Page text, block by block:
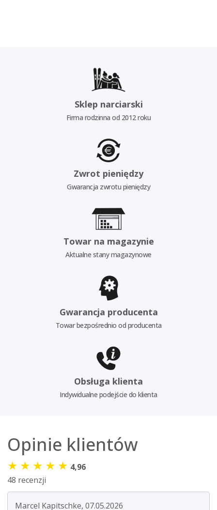
Sklep narciarski
Firma rodzinna od 2012 roku
Zwrot pieniędzy
Gwarancja zwrotu pieniędzy
Towar na magazynie
Aktualne stany magazynowe
Gwarancja producenta
Towar bezpośrednio od producenta
Obsługa klienta
Indywidualne podejście do klienta
Opinie klientów
★ ★ ★ ★ ★ 4,96
48 recenzji
Marcel Kapitschke, 07.05.2026